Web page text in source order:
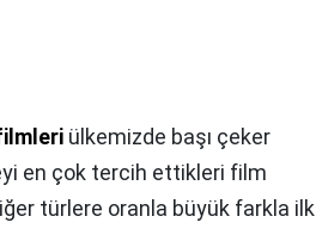
ülkemizde başı çeker
en çok tercih ettikleri film
türlere oranla büyük farkla ilk